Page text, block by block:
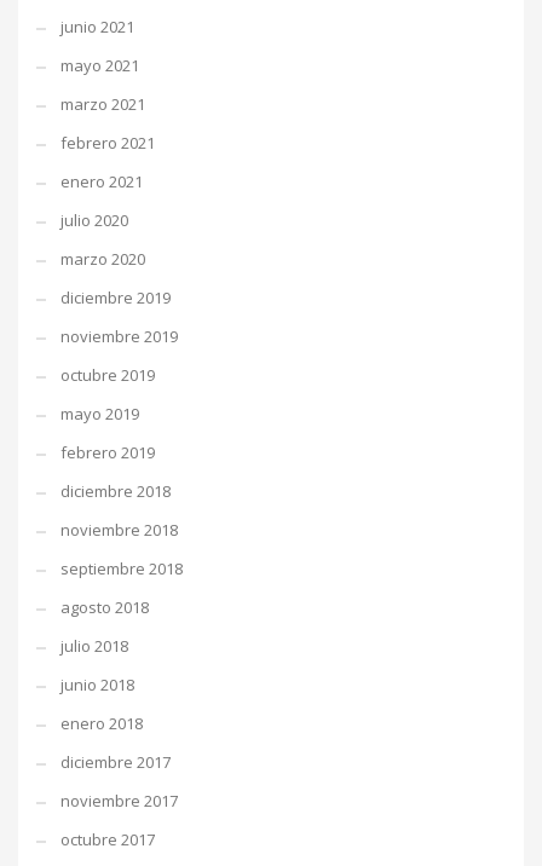
junio 2021
mayo 2021
marzo 2021
febrero 2021
enero 2021
julio 2020
marzo 2020
diciembre 2019
noviembre 2019
octubre 2019
mayo 2019
febrero 2019
diciembre 2018
noviembre 2018
septiembre 2018
agosto 2018
julio 2018
junio 2018
enero 2018
diciembre 2017
noviembre 2017
octubre 2017